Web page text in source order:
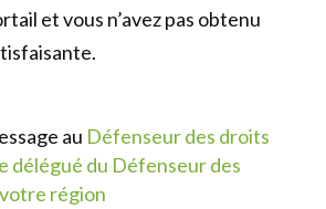
et vous n’avez pas obtenu
au Défenseur des droits
délégué du Défenseur des
région